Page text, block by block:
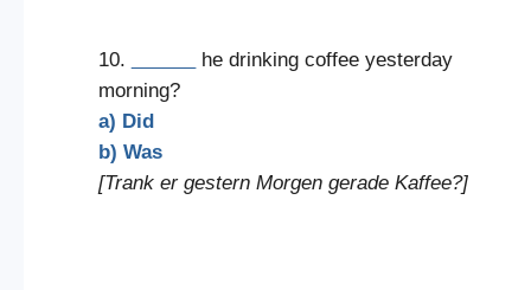
10.
he drinking coffee yesterday
morning?
a) Did
b) Was
[Trank er gestern Morgen gerade Kaffee?]